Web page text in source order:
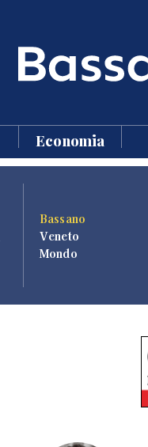
Economia
Bassano
Veneto
Mondo